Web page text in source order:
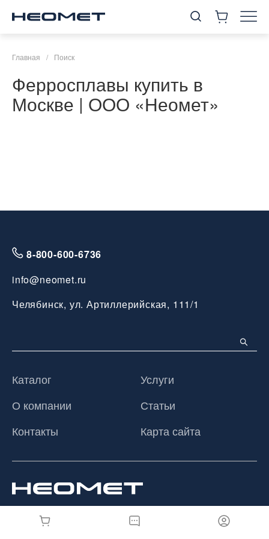
Главная / Поиск
Ферросплавы купить в
Москве | ООО «Неомет»
8-800-600-6736
info@neomet.ru
Челябинск, ул. Артиллерийская, 111/1
Каталог
Услуги
О компании
Статьи
Контакты
Карта сайта
© 2026 ООО «Неомет», Все права защищены